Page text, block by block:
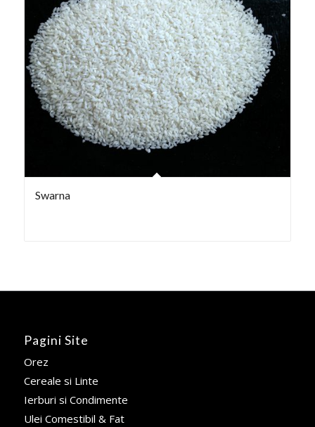
Swarna
Pagini Site
Orez
Cereale si Linte
Ierburi si Condimente
Ulei Comestibil & Fat